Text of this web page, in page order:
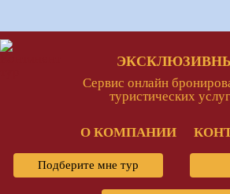
Сервис онлайн
туристических
О КОМПАНИИ
Подберите мне тур